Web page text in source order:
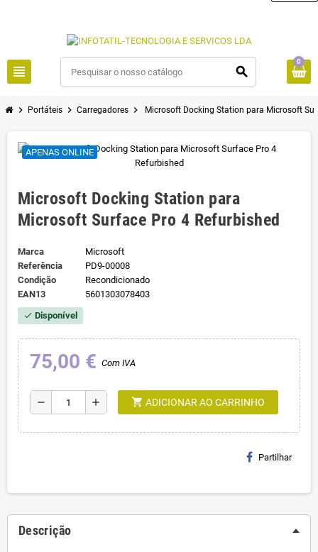
view_headline search
0
chevron_right Portáteis chevron_right Carregadores chevron_right Microsoft Docking Station para Microsoft
APENAS ONLINE
Microsoft Docking Station para
Microsoft Surface Pro 4 Refurbished
Marca
Microsoft
Referência
PD9-00008
Condição
Recondicionado
EAN13
5601303078403
check Disponível
75,00 € Com IVA
remove add shopping_cart ADICIONAR AO CARRINHO
Partilhar
Descrição